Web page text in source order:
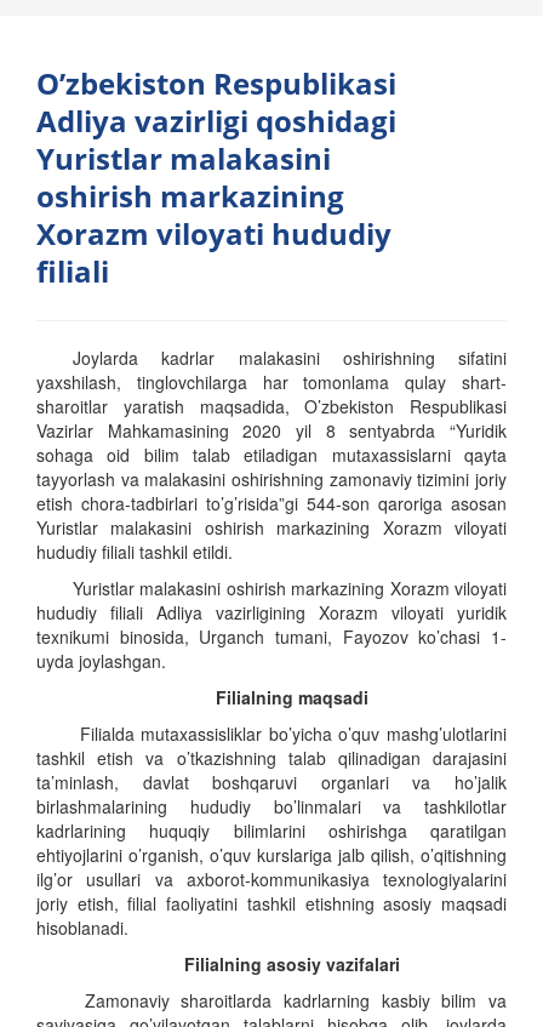
Oʼzbekiston Respublikasi
Аdliya vazirligi qoshidagi
Yuristlar malakasini
oshirish markazining
Xorazm viloyati hududiy
filiali
Joylarda kadrlar malakasini oshirishning sifatini
yaxshilash, tinglovchilarga har tomonlama qulay shart-
sharoitlar yaratish maqsadida,O’zbekiston Respublikasi
Vazirlar Mahkamasining 2020 yil 8 sentyabrda “Yuridik
sohaga oid bilim talab etiladigan mutaxassislarni qayta
tayyorlash va malakasini oshirishning zamonaviy tizimini joriy
etish chora-tadbirlari to’g’risida”gi 544-son qaroriga asosan
Yuristlar malakasini oshirish markazining Xorazm viloyati
hududiy filiali tashkil etildi.
Yuristlar malakasini oshirish markazining Xorazm viloyati
hududiy filiali Adliya vazirligining Xorazm viloyati yuridik
texnikumi binosida, Urganch tumani, Fayozov ko’chasi 1-
uyda joylashgan.
Filialning maqsadi
Filialda mutaxassisliklar bo’yicha o’quv mashg’ulotlarini
tashkil etish va o’tkazishning talab qilinadigan darajasini
ta’minlash, davlat boshqaruvi organlari va ho’jalik
birlashmalarining hududiy bo’linmalari va tashkilotlar
kadrlarining huquqiy bilimlarini oshirishga qaratilgan
ehtiyojlarini o’rganish, o’quv kurslariga jalb qilish, o’qitishning
ilg’or usullari va axborot-kommunikasiya texnologiyalarini
joriy etish, filial faoliyatini tashkil etishning asosiy maqsadi
hisoblanadi.
Filialning asosiy vazifalari
Zamonaviy sharoitlarda kadrlarning kasbiy bilim va